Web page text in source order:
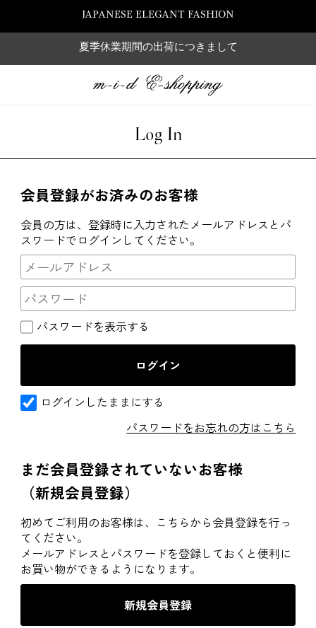
JAPANESE ELEGANT FASHION
夏季休業期間の出荷につきまして
Log In
会員登録がお済みのお客様
会員の方は、登録時に入力されたメールアドレスとパ
スワードでログインしてください。
パスワードを表示する
ログインしたままにする
パスワードをお忘れの方はこちら
まだ会員登録されていないお客様
（新規会員登録）
初めてご利用のお客様は、こちらから会員登録を行っ
てください。
メールアドレスとパスワードを登録しておくと便利に
お買い物ができるようになります。